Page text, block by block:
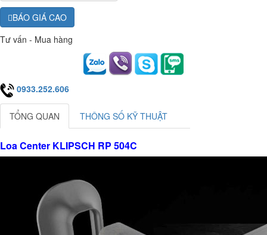
BÁO GIÁ CAO
Tư vấn - Mua hàng
0933.252.606
TỔNG QUAN THÔNG SỐ KỸ THUẬT
Loa Center KLIPSCH RP 504C